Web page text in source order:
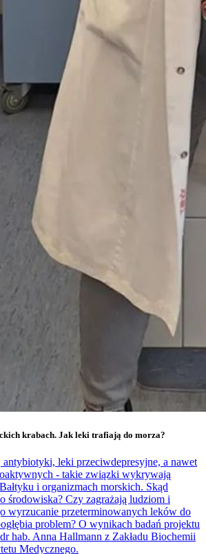
krabach. Jak leki trafiają do morza?
leki przeciwdepresyjne, a nawet
- takie związki wykrywają
i organizmach morskich. Skąd
środowiska? Czy zagrażają ludziom i
wyrzucanie przeterminowanych leków do
problem? O wynikach badań projektu
hab. Anna Hallmann z Zakładu Biochemii
Medycznego.